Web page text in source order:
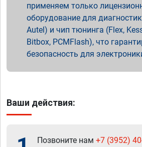
применяем только
оборудование для
Autel) и чип тюнинга (Flex,
Bitbox, PCMFlash), что
безопасность для
Ваши действия:
Позвоните нам +7 (3952)